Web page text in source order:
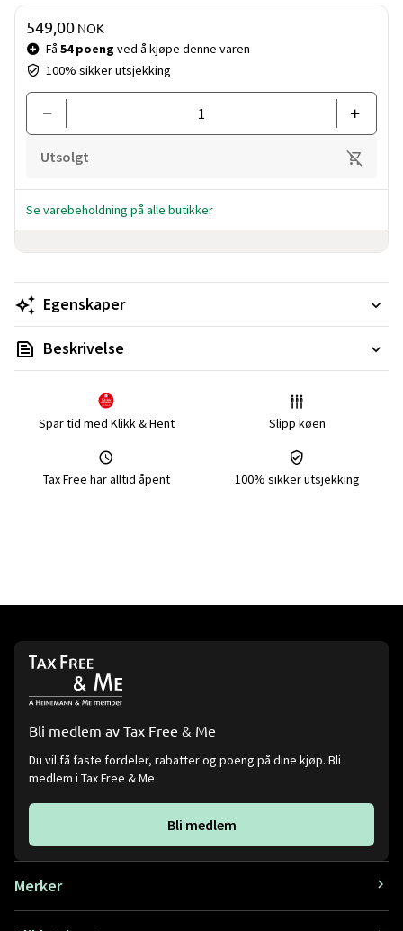
Pris og mengde
Få 54 poeng ved å kjøpe denne varen
100% sikker utsjekking
549,00 NOK
Utsolgt
Se varebeholdning på alle butikker
Egenskaper
Beskrivelse
Spar tid med Klikk & Hent Slipp køen
Tax Free har alltid åpent 100% sikker utsjekking
Bli medlem av Tax Free & Me
Du vil få faste fordeler, rabatter og poeng på dine kjøp. Bli
medlem i Tax Free & Me
Bli medlem
Merker